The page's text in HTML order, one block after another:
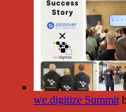
we.digitize Summit